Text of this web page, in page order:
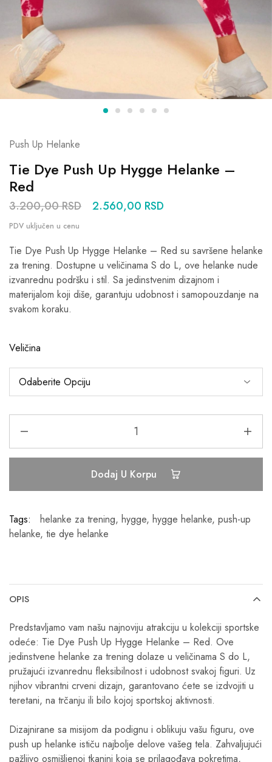
Push Up Helanke
Tie Dye Push Up Hygge Helanke –
Red
3.200,00RSD 2.560,00 RSD
Tie Dye Push Up Hygge Helanke – Red su savršene helanke
za trening. Dostupne u veličinama S do L, ove helanke nude
izvanrednu podršku i stil. Sa jedinstvenim dizajnom i
materijalom koji diše, garantuju udobnost i samopouzdanje na
svakom koraku.
Veličina
Dodaj U Korpu
Tags: helanke za trening, hygge, hygge helanke, push-up
helanke, tie dye helanke
OPIS
Predstavljamo vam našu najnoviju atrakciju u kolekciji sportske
odeće: Tie Dye Push Up Hygge Helanke – Red. Ove
jedinstvene helanke za trening dolaze u veličinama S do L,
pružajući izvanrednu fleksibilnost i udobnost svakoj figuri. Uz
njihov vibrantni crveni dizajn, garantovano ćete se izdvojiti u
teretani, na trčanju ili bilo kojoj sportskoj aktivnosti.
Dizajnirane sa misijom da podignu i oblikuju vašu figuru, ove
push up helanke ističu najbolje delove vašeg tela. Zahvaljujući
pažljivo osmišljenoj tkanini koja se prilagođava pokretima,